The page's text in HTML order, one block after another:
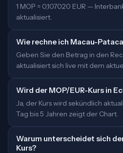
1 MOP = 0,107020 EUR —
aktualisiert.
Wie rechne ich Macau-
Geben Sie den Betrag in den
aktualisiert sich live mit dem
Wird der MOP/EUR-Kurs in
Ja, der Kurs wird sekündlich
Tag bis 5 Jahren zeigt der Chart.
Warum unterscheidet sich
Kurs?